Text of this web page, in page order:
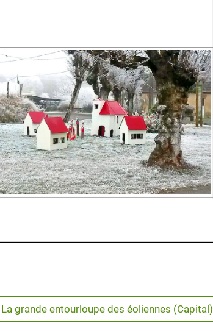
Next
post:
La grande entourloupe des éoliennes (Capital)